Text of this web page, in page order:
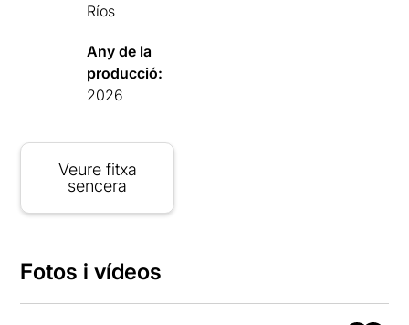
Ríos
Any de la
producció:
2026
Veure fitxa
sencera
Fotos i vídeos